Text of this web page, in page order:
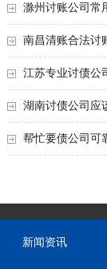
滁州讨账公司常
南昌清账合法讨
江苏专业讨债公
司技巧！
湖南讨债公司应
帮忙要债公司可
新闻资讯